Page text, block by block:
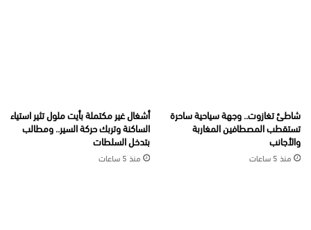
شاطئ تغازوت.. وجهة سياحية ساحرة
تستقطب المصطافين المغاربة
والأجانب
منذ 5 ساعات
أشغال غير مكتملة بأيت ملول تثير استياء
الساكنة وتربك حركة السير.. ومطالب
بتدخل السلطات
منذ 5 ساعات